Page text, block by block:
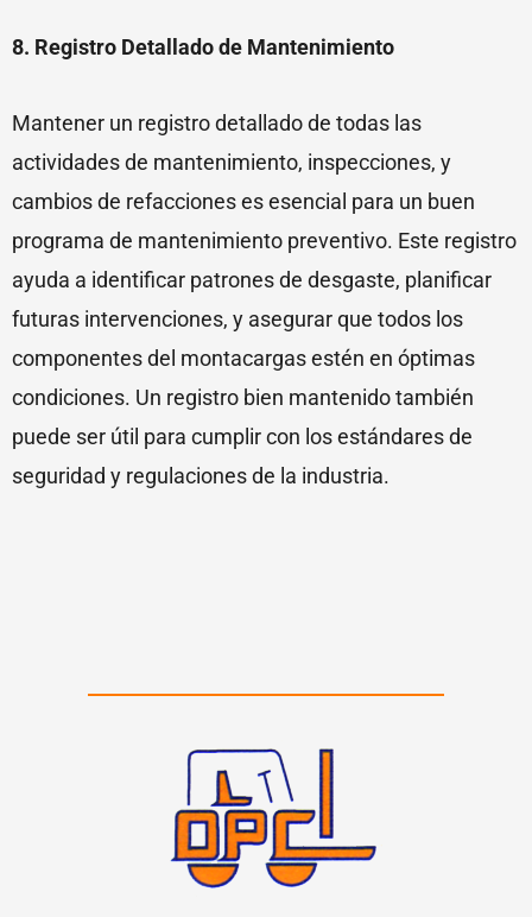
8. Registro Detallado de Mantenimiento
Mantener un registro detallado de todas las
actividades de mantenimiento, inspecciones, y
cambios de refacciones es esencial para un buen
programa de mantenimiento preventivo. Este registro
ayuda a identificar patrones de desgaste, planificar
futuras intervenciones, y asegurar que todos los
componentes del montacargas estén en óptimas
condiciones. Un registro bien mantenido también
puede ser útil para cumplir con los estándares de
seguridad y regulaciones de la industria.